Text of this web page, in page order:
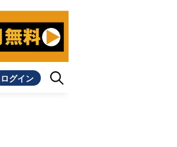
ログイン